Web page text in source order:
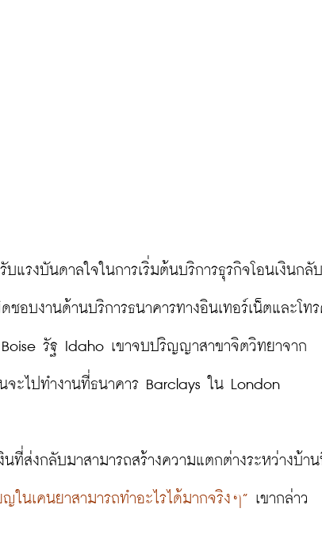
แรงบันดาลใจในการเริ่มต้นบริการธุรกิจโอนเงินกลั
อบงานด้านบริการธนาคารทางอินเทอร์เน็ตและโท
รัฐ Idaho เขาจบปริญญาสาขาจิตวิทยาจาก
ไปทำงานที่ธนาคาร Barclays ใน London
นที่ส่งกลับมาสามารถสร้างความแตกต่างระหว่างบ้า
ในเคนยาสามารถทำอะไรได้มากจริงๆ” เขากล่าว